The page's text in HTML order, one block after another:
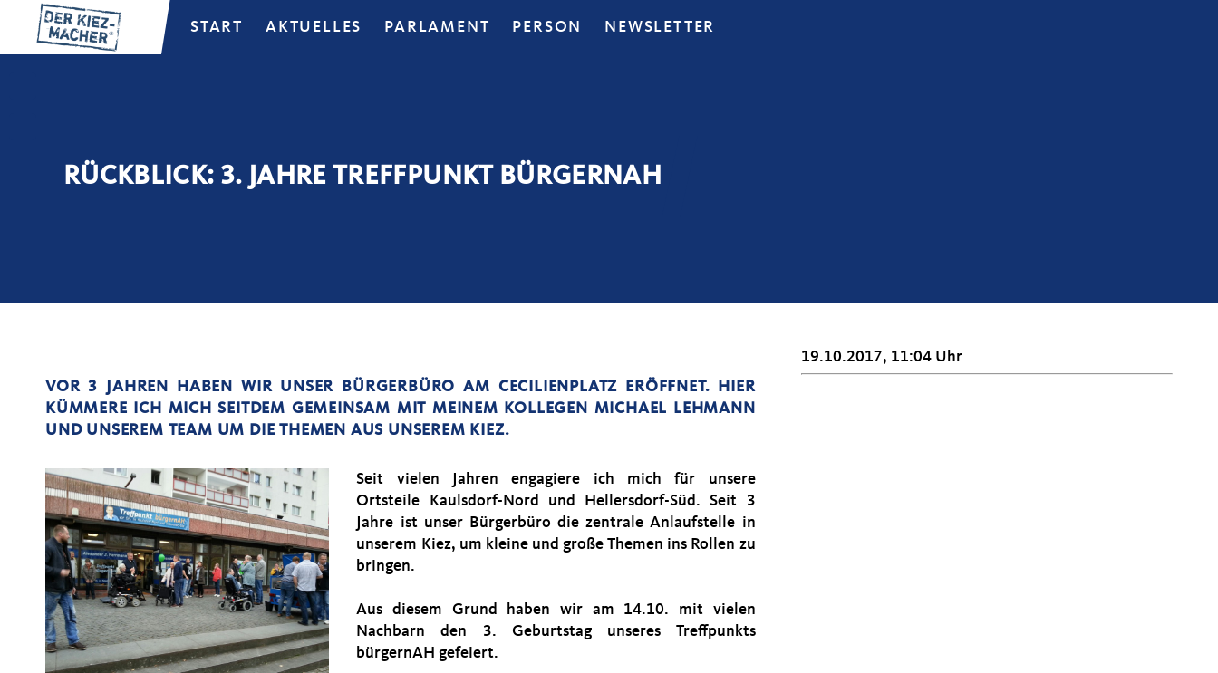
START AKTUELLES PARLAMENT PERSON NEWSLETTER
RÜCKBLICK: 3. JAHRE TREFFPUNKT BÜRGERNAH
VOR 3 JAHREN HABEN WIR UNSER BÜRGERBÜRO AM CECILIENPLATZ ERÖFFNET. HIER
KÜMMERE ICH MICH SEITDEM GEMEINSAM MIT MEINEM KOLLEGEN MICHAEL LEHMANN
UND UNSEREM TEAM UM DIE THEMEN AUS UNSEREM KIEZ.
Seit vielen Jahren engagiere ich mich für unsere
Ortsteile Kaulsdorf-Nord und Hellersdorf-Süd. Seit 3
Jahre ist unser Bürgerbüro die zentrale Anlaufstelle in
unserem Kiez, um kleine und große Themen ins Rollen zu
bringen.
Aus diesem Grund haben wir am 14.10. mit vielen
Nachbarn den 3. Geburtstag unseres Treffpunkts
bürgernAH gefeiert.
19.10.2017, 11:04 Uhr